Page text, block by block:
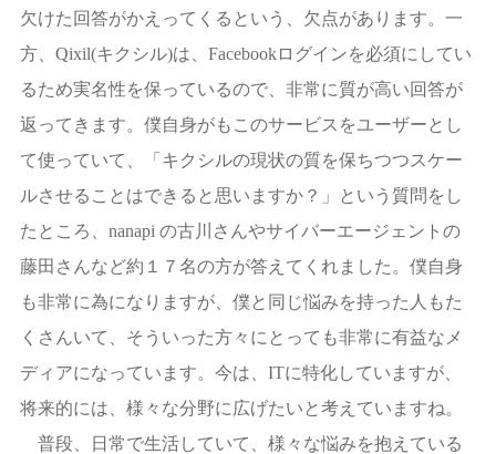
欠けた回答がかえってくるという、欠点があります。一
方、Qixil(キクシル)は、Facebookログインを必須にしてい
るため実名性を保っているので、非常に質が高い回答が
返ってきます。僕自身がもこのサービスをユーザーとし
て使っていて、「キクシルの現状の質を保ちつつスケー
ルさせることはできると思いますか？」という質問をし
たところ、nanapi の古川さんやサイバーエージェントの
藤田さんなど約１７名の方が答えてくれました。僕自身
も非常に為になりますが、僕と同じ悩みを持った人もた
くさんいて、そういった方々にとっても非常に有益なメ
ディアになっています。今は、ITに特化していますが、
将来的には、様々な分野に広げたいと考えていますね。
普段、日常で生活していて、様々な悩みを抱えている